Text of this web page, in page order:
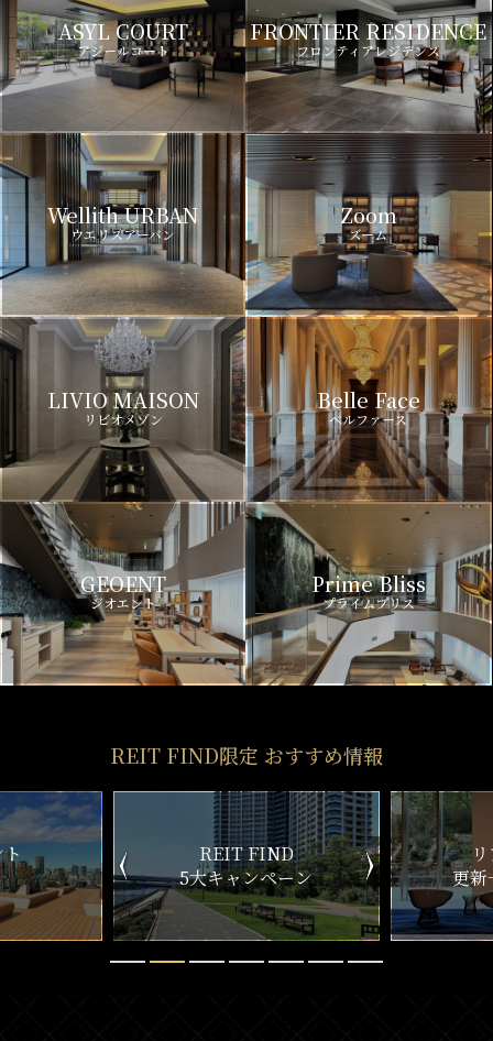
ASYL COURT
アジールコート
FRONTIER RESIDENCE
フロンティアレジデンス
Wellith URBAN
ウエリスアーバン
Zoom
ズーム
LIVIO MAISON
リビオメゾン
Belle Face
ベルファース
GEOENT
ジオエント
Prime Bliss
プライムブリス
REIT FIND限定 おすすめ情報
ン
リアルタイム
更新一覧チェック
新